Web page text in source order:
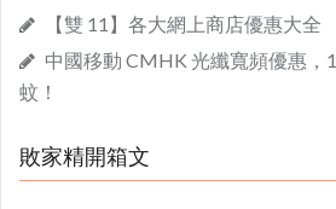
【雙 11】各大網上商店優惠大全
中國移動 CMHK 光纖寬頻優惠，
蚊！
敗家精開箱文